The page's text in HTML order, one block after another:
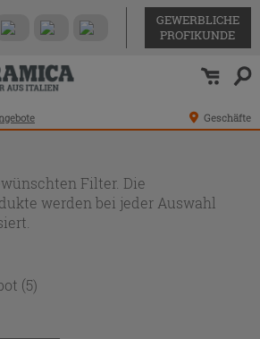
GEWERBLICHE
PROFIKUNDE
Geschäfte
Filter. Die
werden bei jeder Auswahl
(5)